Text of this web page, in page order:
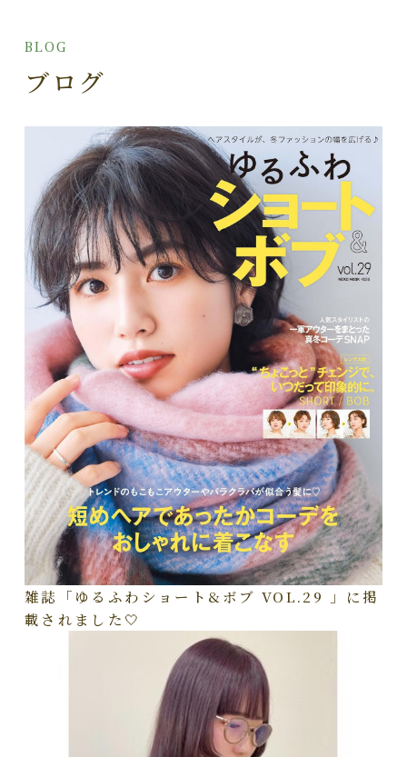
BLOG
ブログ
雑誌「ゆるふわショート&ボブ VOL.29 」に掲
載されました🤍